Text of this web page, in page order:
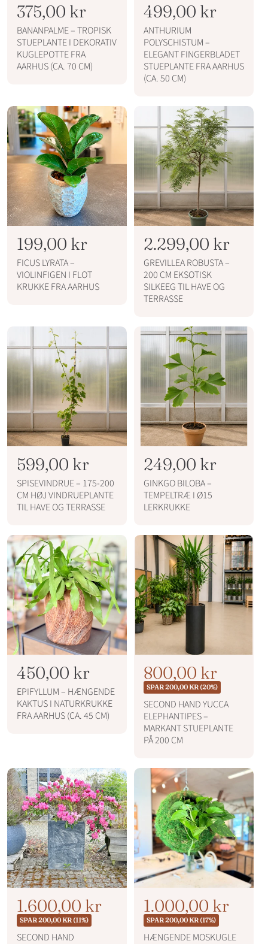
N
o
r
m
p
r
i
s
375,00 kr
BANANPALME – TROPISK
STUEPLANTE I DEKORATIV
KUGLEPOTTE FRA
AARHUS (CA. 70 CM)
N
o
r
m
a
r
i
s
499,00 kr
ANTHURIUM
POLYSCHISTUM –
ELEGANT FINGERBLADET
STUEPLANTE FRA AARHUS
(CA. 50 CM)
N
o
r
m
p
r
i
s
199,00 kr
FICUS LYRATA –
VIOLINFIGEN I FLOT
KRUKKE FRA AARHUS
N
o
r
m
l
p
r
i
s
2.299,00 kr
GREVILLEA ROBUSTA –
200 CM EKSOTISK
SILKEEG TIL HAVE OG
TERRASSE
N
o
r
m
a
l
p
r
i
s
599,00 kr
SPISEVINDRUE – 175-200
CM HØJ VINDRUEPLANTE
TIL HAVE OG TERRASSE
N
o
r
m
a
l
p
r
i
s
249,00 kr
GINKGO BILOBA –
TEMPELTRÆ I Ø15
LERKRUKKE
N
o
r
m
p
r
i
s
450,00 kr
EPIFYLLUM – HÆNGENDE
KAKTUS I NATURKRUKKE
FRA AARHUS (CA. 45 CM)
N
o
r
m
a
l
T
i
l
b
u
s
p
s
800,00 kr
SPAR 200,00 KR (20%)
SECOND HAND YUCCA
ELEPHANTIPES –
MARKANT STUEPLANTE
PÅ 200 CM
N
o
r
T
i
l
1.600,00 kr
SPAR 200,00 KR (11%)
SECOND HAND
N
o
r
T
i
l
1.000,00 kr
SPAR 200,00 KR (17%)
HÆNGENDE MOSKUGLE